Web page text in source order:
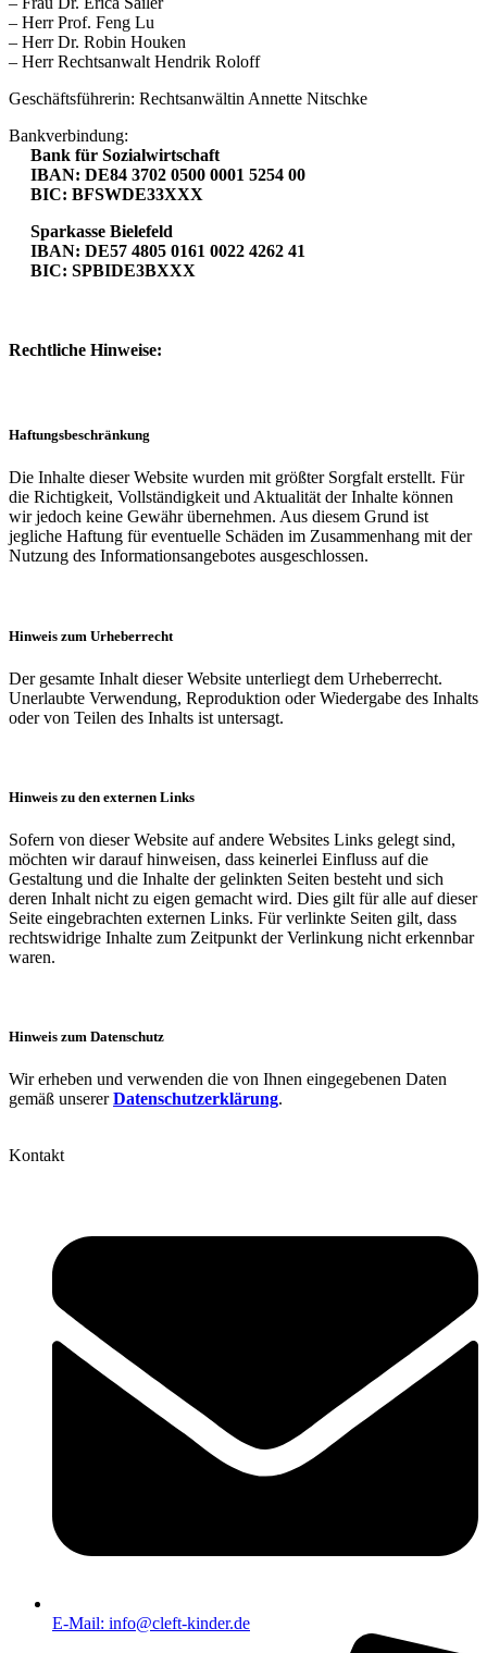
– Herr Prof. Feng Lu
– Herr Dr. Robin Houken
– Herr Rechtsanwalt Hendrik Roloff
Geschäftsführerin: Rechtsanwältin Annette Nitschke
Bankverbindung:
Bank für Sozialwirtschaft
IBAN: DE84 3702 0500 0001 5254 00
BIC: BFSWDE33XXX
Sparkasse Bielefeld
IBAN: DE57 4805 0161 0022 4262 41
BIC: SPBIDE3BXXX
Rechtliche Hinweise:
Haftungsbeschränkung
Die Inhalte dieser Website wurden mit größter Sorgfalt erstellt. Für
die Richtigkeit, Vollständigkeit und Aktualität der Inhalte können
wir jedoch keine Gewähr übernehmen. Aus diesem Grund ist
jegliche Haftung für eventuelle Schäden im Zusammenhang mit der
Nutzung des Informationsangebotes ausgeschlossen.
Hinweis zum Urheberrecht
Der gesamte Inhalt dieser Website unterliegt dem Urheberrecht.
Unerlaubte Verwendung, Reproduktion oder Wiedergabe des Inhalts
oder von Teilen des Inhalts ist untersagt.
Hinweis zu den externen Links
Sofern von dieser Website auf andere Websites Links gelegt sind,
möchten wir darauf hinweisen, dass keinerlei Einfluss auf die
Gestaltung und die Inhalte der gelinkten Seiten besteht und sich
deren Inhalt nicht zu eigen gemacht wird. Dies gilt für alle auf dieser
Seite eingebrachten externen Links. Für verlinkte Seiten gilt, dass
rechtswidrige Inhalte zum Zeitpunkt der Verlinkung nicht erkennbar
waren.
Hinweis zum Datenschutz
Wir erheben und verwenden die von Ihnen eingegebenen Daten
gemäß unsererDatenschutzerklärung.
Kontakt
E-Mail: info@cleft-kinder.de